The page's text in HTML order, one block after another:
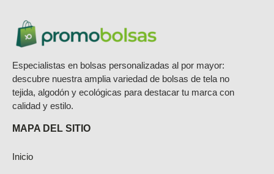
Especialistas en bolsas personalizadas al por mayor:
descubre nuestra amplia variedad de bolsas de tela no
tejida, algodón y ecológicas para destacar tu marca con
calidad y estilo.
MAPA DEL SITIO
Inicio